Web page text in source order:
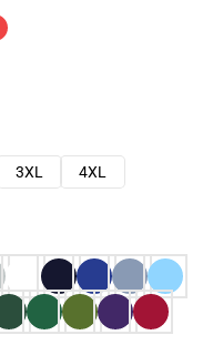
3XL
4XL